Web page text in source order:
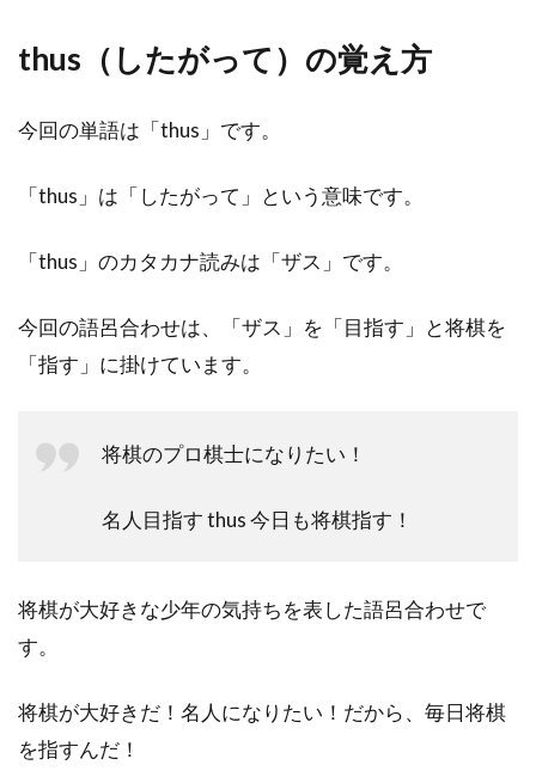
thus（したがって）の覚え方
今回の単語は「thus」です。
「thus」は「したがって」という意味です。
「thus」のカタカナ読みは「ザス」です。
今回の語呂合わせは、「ザス」を「目指す」と将棋を
「指す」に掛けています。
将棋のプロ棋士になりたい！
名人目指す thus 今日も将棋指す！
将棋が大好きな少年の気持ちを表した語呂合わせで
す。
将棋が大好きだ！名人になりたい！だから、毎日将棋
を指すんだ！